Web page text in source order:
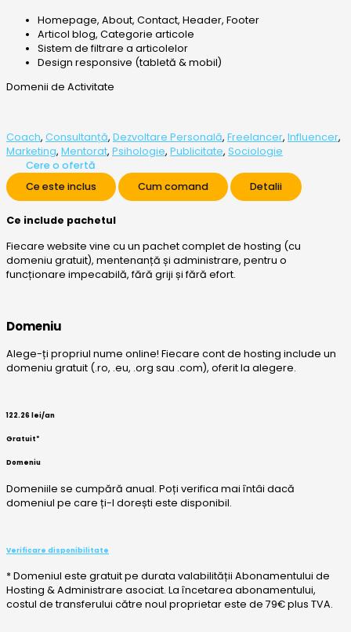
Homepage, About, Contact, Header, Footer
Articol blog, Categorie articole
Sistem de filtrare a articolelor
Design responsive (tabletă & mobil)
Domenii de Activitate
Coach, Consultanță, Dezvoltare Personală, Freelancer, Influencer,
Marketing, Mentorat, Psihologie, Publicitate, Sociologie
Cere o ofertă
Ce este inclus
Cum comand Detalii
Ce include pachetul
Fiecare website vine cu un pachet complet de hosting (cu
domeniu gratuit), mentenanță și administrare, pentru o
funcționare impecabilă, fără griji și fără efort.
Domeniu
Alege-ți propriul nume online! Fiecare cont de hosting include un
domeniu gratuit (.ro, .eu, .org sau .com), oferit la alegere.
122.26 lei/an
Gratuit*
Domeniu
Domeniile se cumpără anual. Poți verifica mai întâi dacă
domeniul pe care ți-l dorești este disponibil.
Verificare disponibilitate
* Domeniul este gratuit pe durata valabilității Abonamentului de
Hosting & Administrare asociat. La încetarea abonamentului,
costul de transferului către noul proprietar este de 79€ plus TVA.